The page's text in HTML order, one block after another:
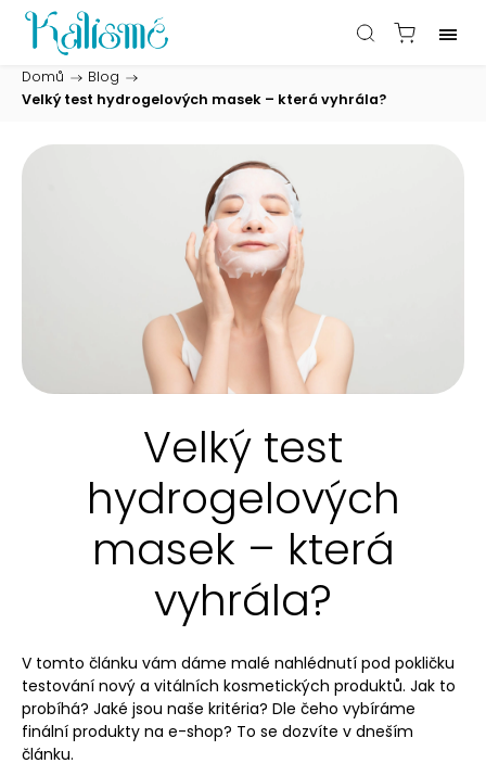
Domů / Blog /
Velký test hydrogelových masek – která vyhrála?
Velký test
hydrogelových
masek – která
vyhrála?
V tomto článku vám dáme malé nahlédnutí pod pokličku
testování nový a vitálních kosmetických produktů. Jak to
probíhá? Jaké jsou naše kritéria? Dle čeho vybíráme
finální produkty na e-shop? To se dozvíte v dneším
článku.